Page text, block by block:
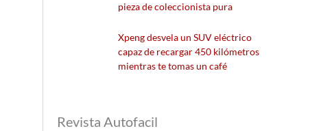
pieza de coleccionista pura
Xpeng desvela un SUV eléctrico
capaz de recargar 450 kilómetros
mientras te tomas un café
Revista Autofacil